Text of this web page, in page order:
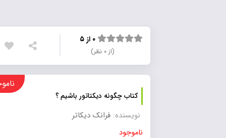
۰ از ۵
کتاب چگونه دیکتاتور باشیم ؟
ناموجود
نویسنده:فرانک دیکاتر